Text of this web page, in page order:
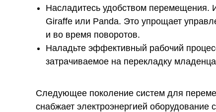
Насладитесь удобством перемещения.
Giraffe или Panda. Это упрощает
и во время поворотов.
Наладьте эффективный рабочий
затрачиваемое на перекладку
Следующее поколение систем для
снабжает электроэнергией